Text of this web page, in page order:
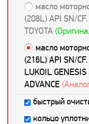
масло
(208L) API SN/
TOYOTA
масло
(216L) API SN/
LUKOIL
ADVANCE
быстрый
кольцо